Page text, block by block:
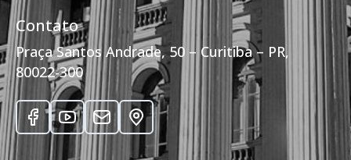
Contato
Praça Santos Andrade, 50 – Curitiba – PR,
80022-300